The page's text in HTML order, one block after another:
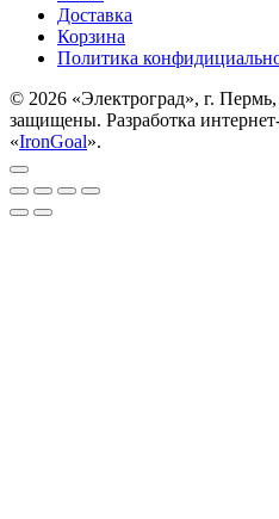
Доставка
Корзина
Политика
© 2026 «Электроград», г.
защищены. Разработка
«IronGoal».